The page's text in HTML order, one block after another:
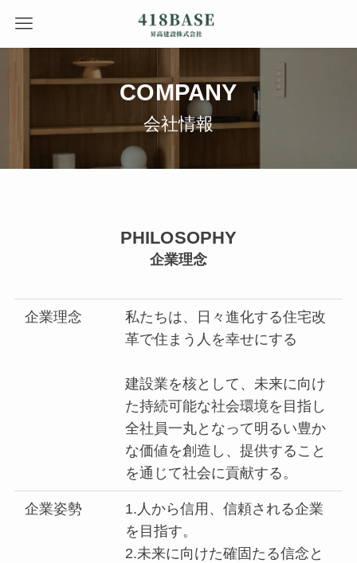
COMPANY
会社情報
PHILOSOPHY
企業理念
企業理念
私たちは、日々進化する住宅改
革で住まう人を幸せにする
建設業を核として、未来に向け
た持続可能な社会環境を目指し
全社員一丸となって明るい豊か
な価値を創造し、提供すること
を通じて社会に貢献する。
企業姿勢
1.人から信用、信頼される企業
を目指す。
2.未来に向けた確固たる信念と